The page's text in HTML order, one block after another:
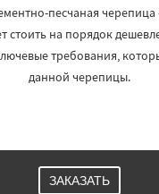
песчаная черепица
стоить на порядок
требования,
данной черепицы.
ЗАКАЗАТЬ